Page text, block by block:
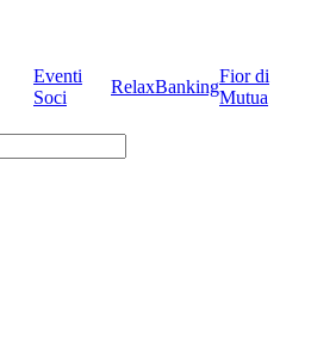
Eventi
Soci
RelaxBanking
Fior di
Mutua